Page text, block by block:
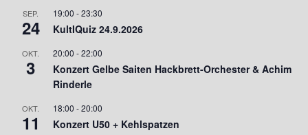
SEP.
24
19:00 -23:30
KultIQuiz 24.9.2026
OKT.
3
20:00 -22:00
Konzert Gelbe Saiten Hackbrett-Orchester & Achim
Rinderle
OKT.
11
18:00 -20:00
Konzert U50 + Kehlspatzen